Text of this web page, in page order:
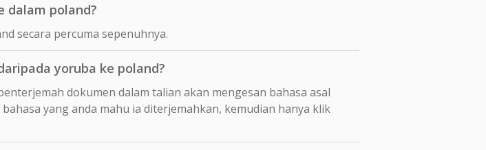
dalam poland?
secara percuma sepenuhnya.
yoruba ke poland?
dokumen dalam talian akan mengesan bahasa asal
yang anda mahu ia diterjemahkan, kemudian hanya klik